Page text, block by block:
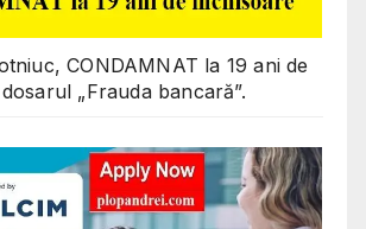
CONDAMNAT la 19 ani de
„Frauda bancară”.